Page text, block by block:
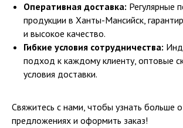
Оперативная доставка: Регулярные
продукции в Ханты-Мансийск,
и высокое качество.
Гибкие условия сотрудничества:
подход к каждому клиенту, оптовые
условия доставки.
Свяжитесь с нами, чтобы узнать больше
предложениях и оформить заказ!